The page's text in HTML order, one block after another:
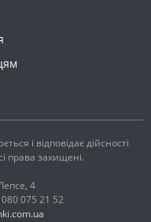
і відповідає дійсності
права захищені.
4
080 075 21 52